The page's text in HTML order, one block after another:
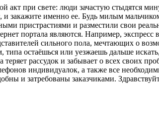
при свете: люди зачастую стыдятся
и закажите именно ее. Будь милым
пристрастиями и разместили свои
портала являются. Например, экспресс
сильного пола, мечтающих о
остаёшься или уезжаешь дальше
рассудок и забывает о всех своих
индивидуалок, а также все
и затребованы заказчиками.